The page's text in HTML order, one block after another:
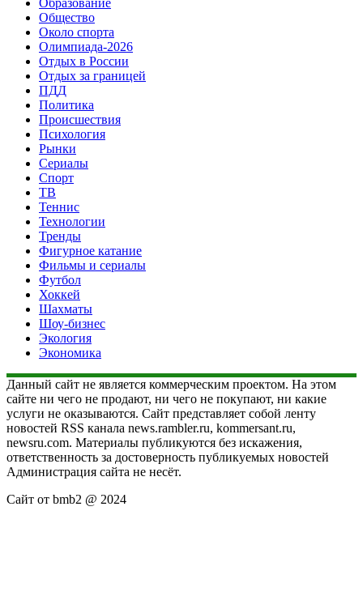
Общество
Около спорта
Олимпиада-2026
Отдых в России
Отдых за границей
ПДД
Политика
Происшествия
Психология
Рынки
Сериалы
Спорт
ТВ
Теннис
Технологии
Тренды
Фигурное катание
Фильмы и сериалы
Футбол
Хоккей
Шахматы
Шоу-бизнес
Экология
Экономика
Данный сайт не является коммерческим проектом. На этом
сайте ни чего не продают, ни чего не покупают, ни какие
услуги не оказываются. Сайт представляет собой ленту
новостей RSS канала news.rambler.ru, kommersant.ru,
newsru.com. Материалы публикуются без искажения,
ответственность за достоверность публикуемых новостей
Администрация сайта не несёт.
Сайт от bmb2 @ 2024